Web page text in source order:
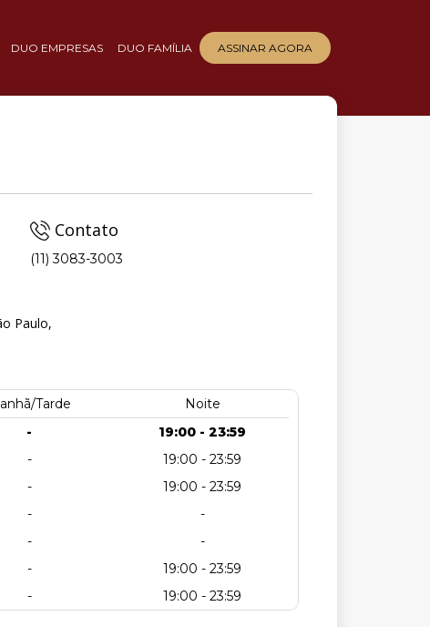
DUO EMPRESAS DUO FAMÍLIA ASSINAR AGORA
Contato
(11) 3083-3003
Paulo,
Tarde
Noite
-
19:00 - 23:59
-
19:00 - 23:59
-
19:00 - 23:59
-
-
-
-
-
19:00 - 23:59
- 19:00 - 23:59